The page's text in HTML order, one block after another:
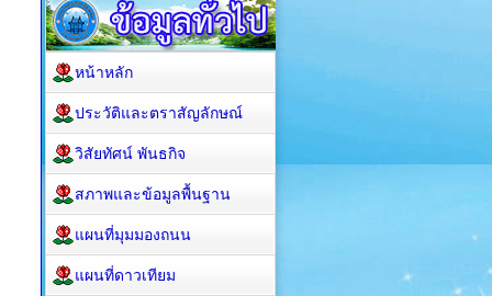
หน้าหลัก
ประวัติและตราสัญลักษณ์
วิสัยทัศน์ พันธกิจ
สภาพและข้อมูลพื้นฐาน
แผนที่มุมมองถนน
แผนที่ดาวเทียม